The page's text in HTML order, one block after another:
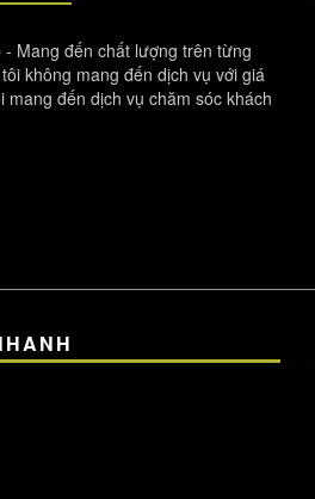
- Mang đến chất lượng trên từng
không mang đến dịch vụ với giá
mang đến dịch vụ chăm sóc khách